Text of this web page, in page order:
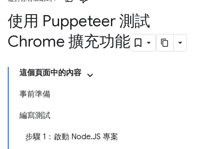
使用 Puppeteer 測試
Chrome 擴充功能
這個頁面中的內容
事前準備
編寫測試
步驟 1：啟動 Node.JS 專案